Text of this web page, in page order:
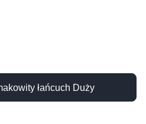
łańcuch Duży